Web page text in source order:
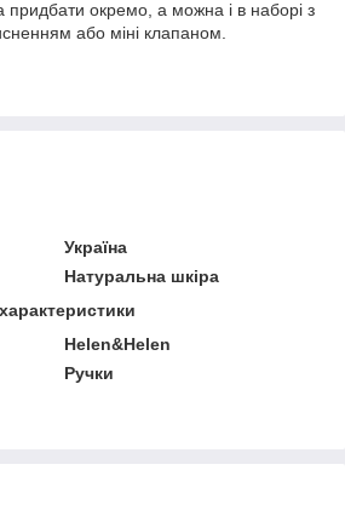
придбати окремо, а можна і в наборі з
або міні клапаном.
Україна
Натуральна шкіра
Helen&Helen
Ручки